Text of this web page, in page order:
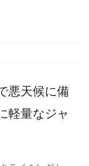
悪天候に備
軽量なジャ